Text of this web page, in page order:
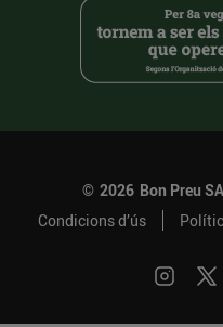
© 2026 Bon Preu
Condicions d’ús